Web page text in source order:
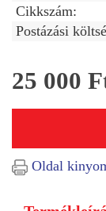
Cikkszám:
Postázási
25 000
Oldal